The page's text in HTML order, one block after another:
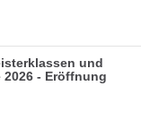
und
2026 - Eröffnung